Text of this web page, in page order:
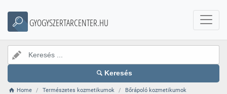
GYOGYSZERTARCENTER.HU
Keresés
Home Természetes kozmetikumok
Bőrápoló kozmetikumok